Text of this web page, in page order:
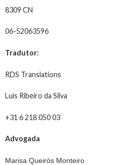
8309 CN
06-52063596
Tradutor:
RDS Translations
Luís Ribeiro da Silva
+31 6 218 050 03
Advogada
Marisa Queirós Monteiro